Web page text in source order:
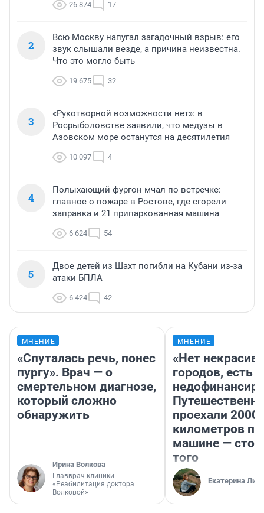
26 874 17
2
Всю Москву напугал загадочный взрыв: его
звук слышали везде, а причина неизвестна.
Что это могло быть
19 675 32
3
«Рукотворной возможности нет»: в
Росрыболовстве заявили, что медузы в
Азовском море останутся на десятилетия
10 097 4
4
Полыхающий фургон мчал по встречке:
главное о пожаре в Ростове, где сгорели
заправка и 21 припаркованная машина
6 624 54
5
Двое детей из Шахт погибли на Кубани из-за
атаки БПЛА
6 424 42
МНЕНИЕ
«Спуталась речь, понес
пургу». Врач — о
смертельном диагнозе,
который сложно
обнаружить
Ирина Волкова
Главврач клиники
«Реабилитация доктора
Волковой»
МНЕНИЕ
«Нет
городов, есть
проехали 2000
километров по
машине —
того
Екатерина